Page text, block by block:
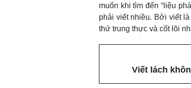
muốn khi tìm đến “liệu
phải viết nhiều. Bởi viết
thứ trung thực và cốt lõi
Viết lách